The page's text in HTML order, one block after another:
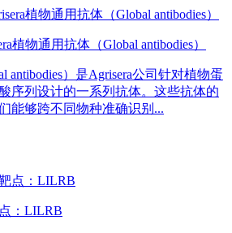
植物通用抗体（Global antibodies）
antibodies）是Agrisera公司针对植物蛋
序列设计的一系列抗体。这些抗体的
能够跨不同物种准确识别...
：LILRB